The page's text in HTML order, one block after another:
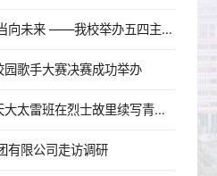
实干奋进“十五五” 挺膺担当向未来 ——我校举办五四主题团日活动
园歌手大赛决赛成功举办
跨越百年的“双向奔赴”：天大太雷班在烈士故里续写青春答卷
有限公司走访调研